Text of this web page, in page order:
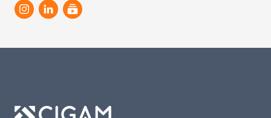
subscriptions